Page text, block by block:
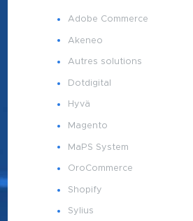
Adobe Commerce
Akeneo
Autres solutions
Dotdigital
Hyvä
Magento
MaPS System
OroCommerce
Shopify
Sylius